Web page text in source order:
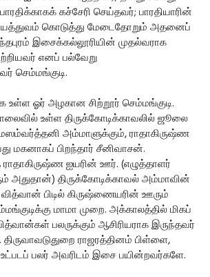
கச்சேரி செய்தவர்; பாரதியாரின்
கொடுத்து மேடைதோறும் அதனைப்
இசைக்கல்லூரியின் முதல்வராக
எனப் பல்வேறு
செம்மங்குடி.
உள்ள ஓர் அழகான சிற்றூர் செம்மங்குடி.
உள்ள திருக்கோடிக்காவலில் ஜூலை
அம்மாளுக்கும், ராதாகிருஷ்ண
மகனாகப் பிறந்தார் சீனிவாசன்.
ஐயரின் ஊர். (எழுத்தாளர்
அதுதான்) திருக்கோடிக்காவல் அம்மாவின்
பிடில் கிருஷ்ணையரின் ஊரும்
மாமா முறை. அக்காலத்தில் மிகப்
பலருக்கும் ஆசிரியராக இருந்தவர்
ராஜரத்தினம் பிள்ளை,
பலர் அவரிடம் இசை பயின்றவர்களே.